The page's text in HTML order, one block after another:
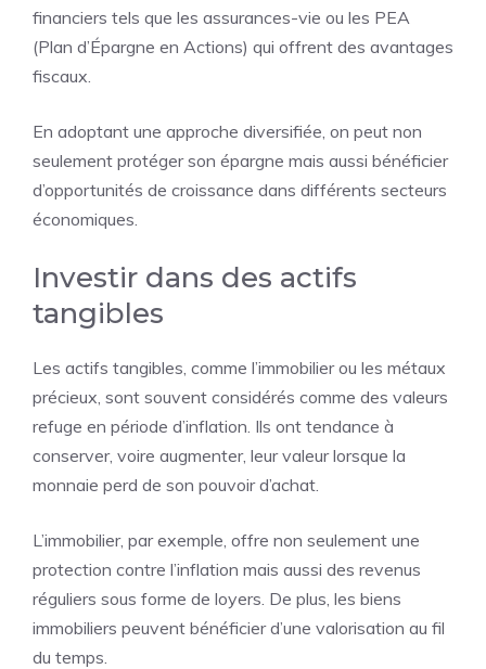
financiers tels que les assurances-vie ou les PEA
(Plan d’Épargne en Actions) qui offrent des avantages
fiscaux.
En adoptant une approche diversifiée, on peut non
seulement protéger son épargne mais aussi bénéficier
d’opportunités de croissance dans différents secteurs
économiques.
Investir dans des actifs
tangibles
Les actifs tangibles, comme l’immobilier ou les métaux
précieux, sont souvent considérés comme des valeurs
refuge en période d’inflation. Ils ont tendance à
conserver, voire augmenter, leur valeur lorsque la
monnaie perd de son pouvoir d’achat.
L’immobilier, par exemple, offre non seulement une
protection contre l’inflation mais aussi des revenus
réguliers sous forme de loyers. De plus, les biens
immobiliers peuvent bénéficier d’une valorisation au fil
du temps.